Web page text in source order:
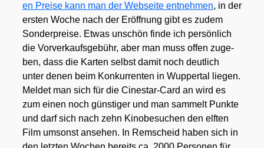
en Prei­se kann man der Web­sei­te ent­neh­men, in der
ers­ten Woche nach der Eröff­nung gibt es zudem
Son­der­prei­se. Etwas unschön fin­de ich per­sön­lich
die Vor­ver­kaufs­ge­bühr, aber man muss offen zuge­
ben, dass die Kar­ten selbst damit noch deut­lich
unter denen beim Kon­kur­ren­ten in Wup­per­tal lie­gen.
Mel­det man sich für die Cine­star-Card an wird es
zum einen noch güns­ti­ger und man sam­melt Punk­te
und darf sich nach zehn Kino­be­su­chen den elf­ten
Film umsonst anse­hen. In Rem­scheid haben sich in